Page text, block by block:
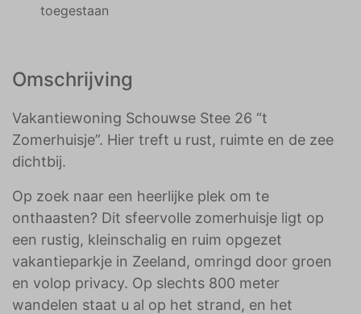
toegestaan
Omschrijving
Vakantiewoning Schouwse Stee 26 “t
Zomerhuisje”. Hier treft u rust, ruimte en de zee
dichtbij.
Op zoek naar een heerlijke plek om te
onthaasten? Dit sfeervolle zomerhuisje ligt op
een rustig, kleinschalig en ruim opgezet
vakantieparkje in Zeeland, omringd door groen
en volop privacy. Op slechts 800 meter
wandelen staat u al op het strand, en het